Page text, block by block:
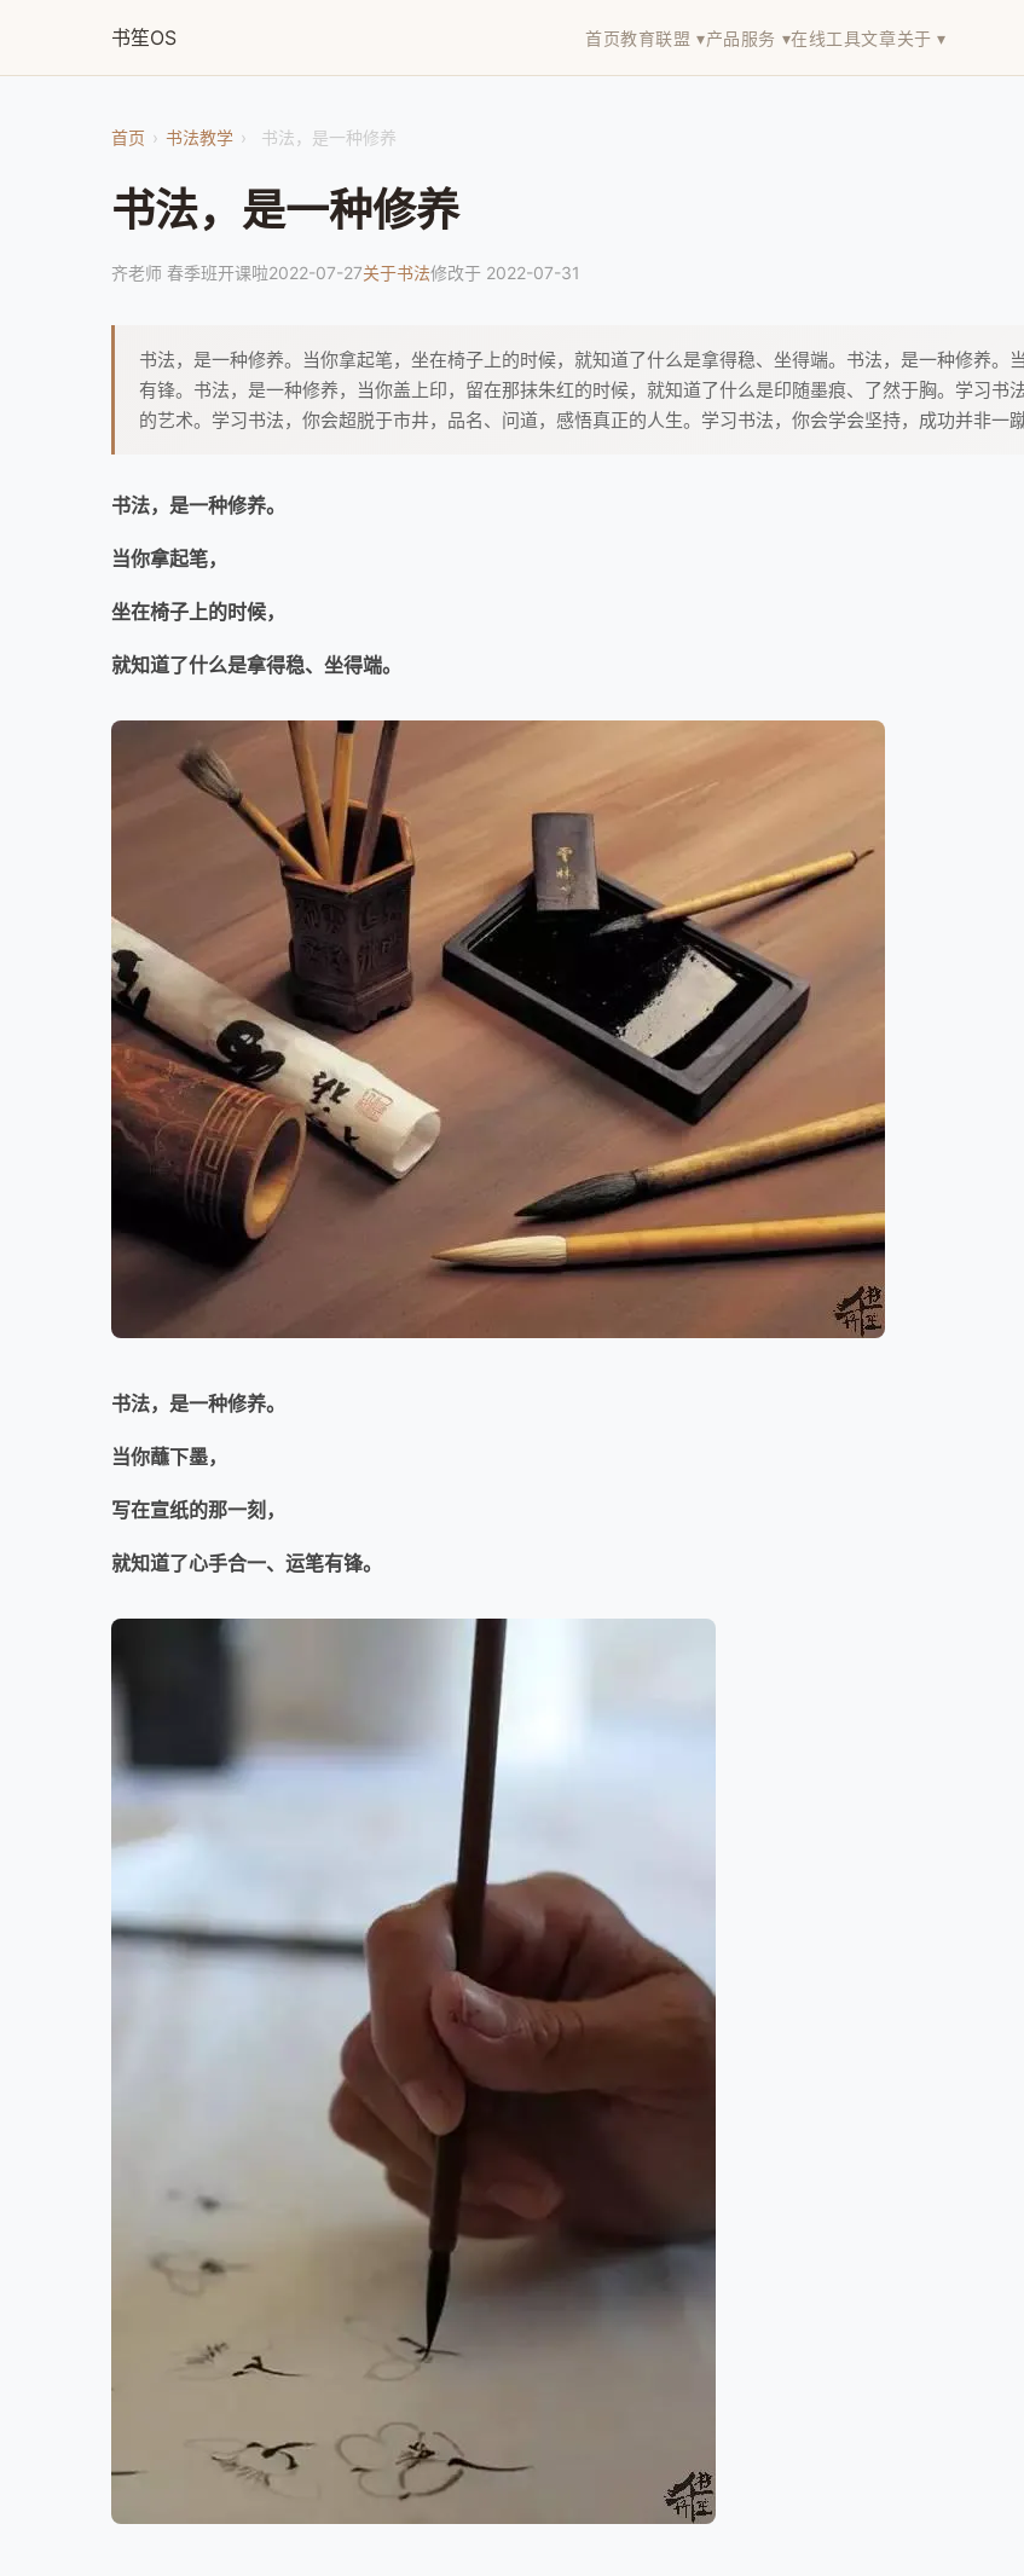
书笙OS 首页教育联盟 ▾产品服务 ▾在线工具文章关于 ▾
首页 › 书法教学 › 书法，是一种修养
书法，是一种修养
齐老师 春季班开课啦2022-07-27关于书法修改于 2022-07-31
书法，是一种修养。当你拿起笔，坐在椅子上的时候，就知道了什么是拿得稳、坐得端。书法，是一种修养
有锋。书法，是一种修养，当你盖上印，留在那抹朱红的时候，就知道了什么是印随墨痕、了然于胸。学习
的艺术。学习书法，你会超脱于市井，品名、问道，感悟真正的人生。学习书法，你会学会坚持，成功并非一蹴
书法，是一种修养。
当你拿起笔，
坐在椅子上的时候，
就知道了什么是拿得稳、坐得端。
书法，是一种修养。
当你蘸下墨，
写在宣纸的那一刻，
就知道了心手合一、运笔有锋。